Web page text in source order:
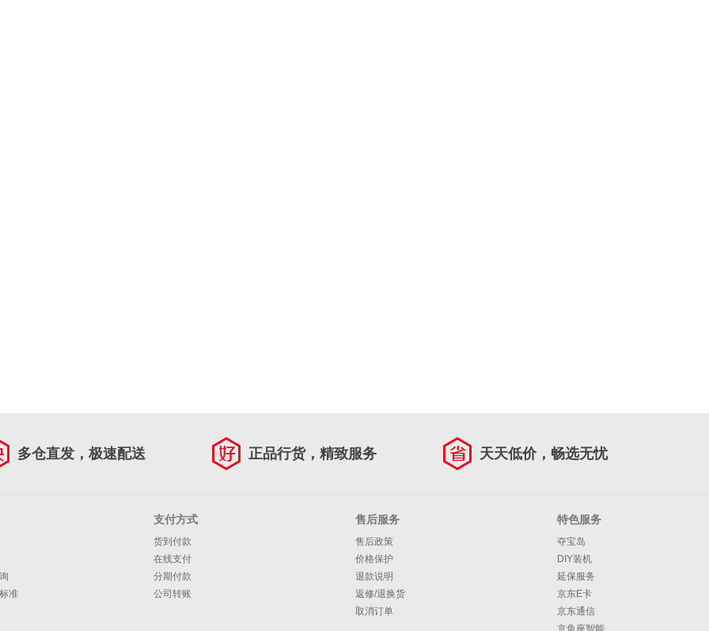
多仓直发，极速配送 正品行货，精致服务 天天低价，畅选无忧
准
支付方式
货到付款
在线支付
分期付款
公司转账
售后服务
售后政策
价格保护
退款说明
返修/退换货
取消订单
特色服务
夺宝岛
DIY装机
延保服务
京东E卡
京东通信
京鱼座智能